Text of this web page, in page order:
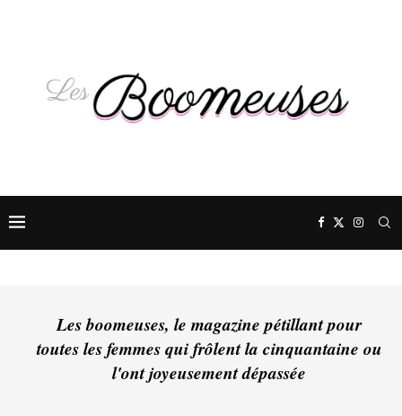
Les boomeuses, le magazine pétillant pour
toutes les femmes qui frôlent la cinquantaine ou
l'ont joyeusement dépassée